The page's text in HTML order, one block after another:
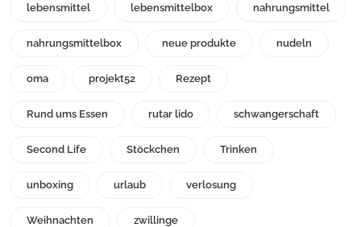
lebensmittel lebensmittelbox nahrungsmittel
nahrungsmittelbox neue produkte nudeln
oma projekt52 Rezept
Rund ums Essen rutar lido schwangerschaft
Second Life Stöckchen Trinken
unboxing urlaub verlosung
Weihnachten zwillinge